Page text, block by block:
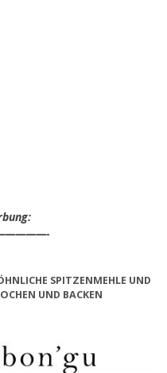
SPITZENMEHLE UND V
UND BACKEN